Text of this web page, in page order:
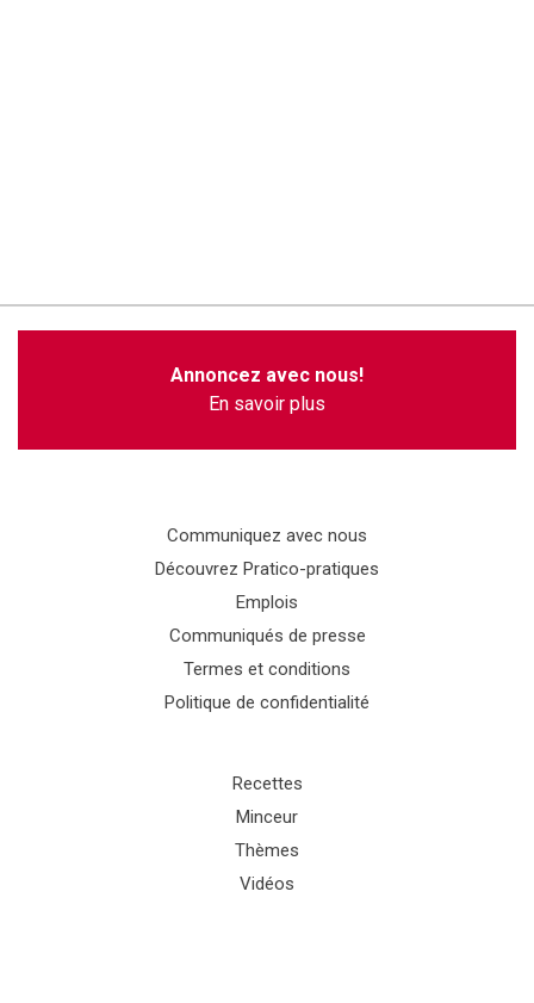
Annoncez avec nous!
En savoir plus
Communiquez avec nous
Découvrez Pratico-pratiques
Emplois
Communiqués de presse
Termes et conditions
Politique de confidentialité
Recettes
Minceur
Thèmes
Vidéos